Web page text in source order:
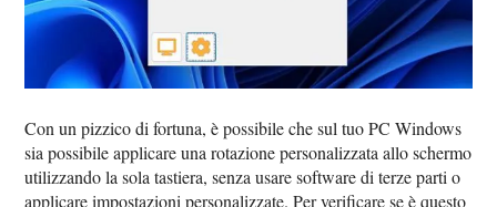
Con un pizzico di fortuna, è possibile che sul tuo PC Windows
sia possibile applicare una rotazione personalizzata allo schermo
utilizzando la sola tastiera, senza usare software di terze parti o
applicare impostazioni personalizzate. Per verificare se è questo